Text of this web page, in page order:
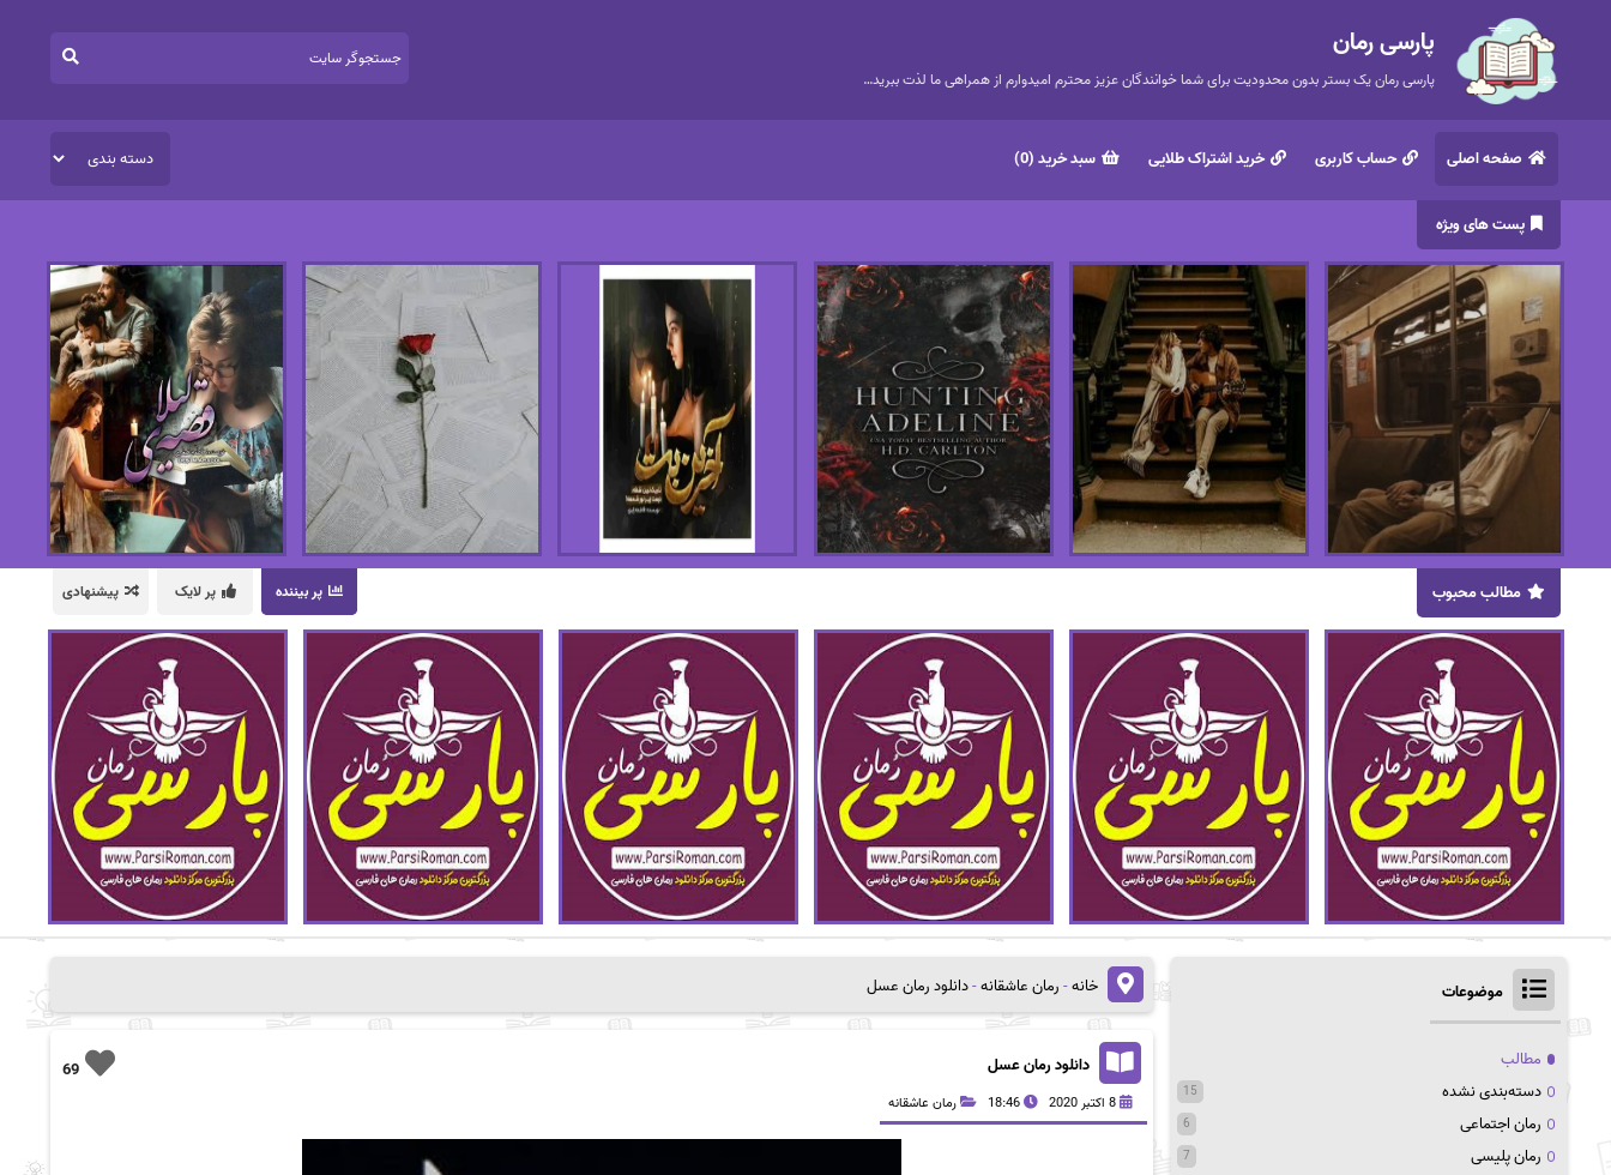
پارسی رمان
پارسی رمان یک بستر بدون محدودیت برای شما خوانندگان عزیز محترم امیدوارم از همراهی ما لذت ببرید…
صفحه اصلی حساب کاربری خرید اشتراک طلایی سبد خرید (0)
پست های ویژه
پر بیننده پر لایک پیشنهادی مطالب محبوب
خانه-رمان عاشقانه-دانلود رمان عسل
69 دانلود رمان عسل
8 اکتبر 2020 18:46 رمان عاشقانه
موضوعات
مطالب
دسته‌بندی نشده
15
رمان اجتماعی 6
رمان پلیسی 7